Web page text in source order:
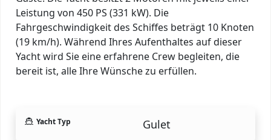
Leistung von 450 PS (331 kW). Die
Fahrgeschwindigkeit des Schiffes beträgt 10 Knoten
(19 km/h). Während Ihres Aufenthaltes auf dieser
Yacht wird Sie eine erfahrene Crew begleiten, die
bereit ist, alle Ihre Wünsche zu erfüllen.
Yacht Typ Gulet